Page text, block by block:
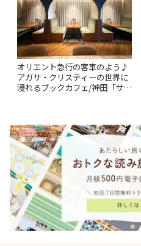
オリエント急行の客車のよう♪
アガサ・クリスティーの世界に
浸れるブックカフェ/神田「サロ